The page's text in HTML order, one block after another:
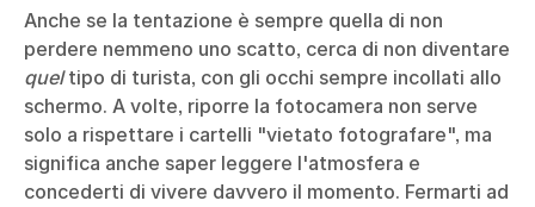
Anche se la tentazione è sempre quella di non
perdere nemmeno uno scatto, cerca di non diventare
queltipo di turista, con gli occhi sempre incollati allo
schermo. A volte, riporre la fotocamera non serve
solo a rispettare i cartelli "vietato fotografare", ma
significa anche saper leggere l'atmosfera e
concederti di vivere davvero il momento. Fermarti ad